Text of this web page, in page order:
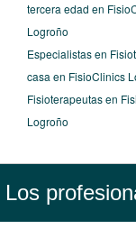
tercera edad en
Logroño
Especialistas en
casa en FisioClinics
Fisioterapeutas en
Logroño
Los